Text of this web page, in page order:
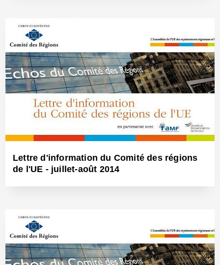
8 Mars 2015 - Réf: BW13326
Lettre d'information du Comité des régions
de l'UE - juillet-août 2014
21 Juil 2014 - Réf: BW12701